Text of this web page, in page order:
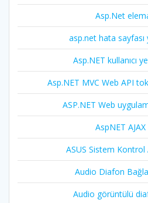
Asp.Net
asp.net hata
Asp.NET kullanıcı
Asp.NET MVC Web API
ASP.NET Web
AspNET
ASUS Sistem
Audio Diafon
Audio görüntülü